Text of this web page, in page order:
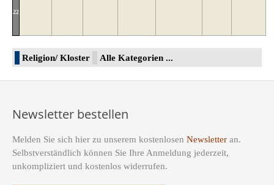
22
Religion/ Kloster Alle Kategorien ...
Newsletter bestellen
Melden Sie sich hier zu unserem kostenlosen Newsletter an.
Selbstverständlich können Sie Ihre Anmeldung jederzeit,
unkompliziert und kostenlos widerrufen.